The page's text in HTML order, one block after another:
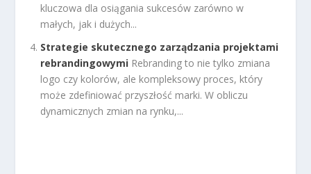
kluczowa dla osiągania sukcesów zarówno w
małych, jak i dużych...
Strategie skutecznego zarządzania projektami
rebrandingowymi Rebranding to nie tylko zmiana
logo czy kolorów, ale kompleksowy proces, który
może zdefiniować przyszłość marki. W obliczu
dynamicznych zmian na rynku,...